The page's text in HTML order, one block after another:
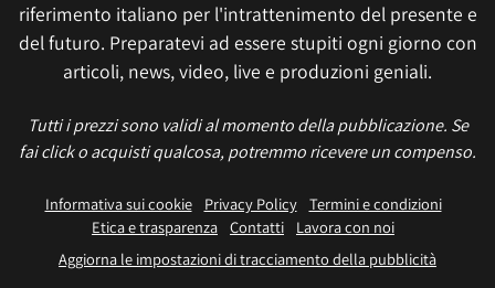
riferimento italiano per l'intrattenimento del presente e
del futuro. Preparatevi ad essere stupiti ogni giorno con
articoli, news, video, live e produzioni geniali.
Tutti i prezzi sono validi al momento della pubblicazione. Se
fai click o acquisti qualcosa, potremmo ricevere un compenso.
Informativa sui cookie Privacy Policy
Termini e condizioni
Etica e trasparenza Contatti
Lavora con noi
Aggiorna le impostazioni di tracciamento della pubblicità